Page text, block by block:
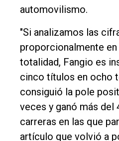
Nosotros
Contacto
automovilismo.
"Si analizamos las
proporcionalmente en
totalidad, Fangio es
cinco títulos en ocho
consiguió la pole
veces y ganó más del
carreras en las que
artículo que volvió a